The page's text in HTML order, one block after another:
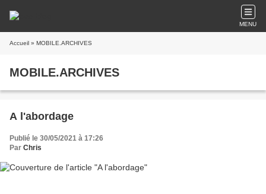
MENU
Accueil » MOBILE.ARCHIVES
MOBILE.ARCHIVES
A l'abordage
Publié le 30/05/2021 à 17:26
Par Chris